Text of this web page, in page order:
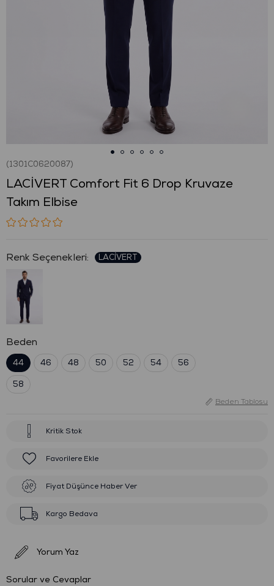
(1301C0620087)
LACİVERT Comfort Fit 6 Drop Kruvaze
Takım Elbise
:
Beden
44 46 48 50 52 54 56
58
Beden Tablosu
Kritik Stok
Favorilere Ekle
Fiyat Düşünce Haber Ver
Kargo Bedava
Yorum Yaz
Sorular ve Cevaplar